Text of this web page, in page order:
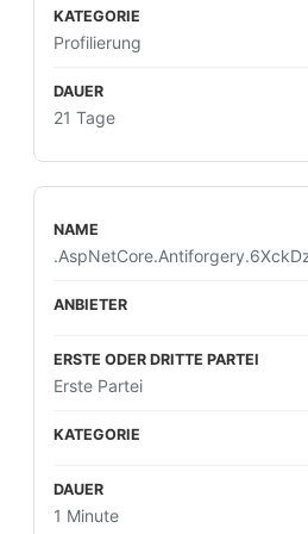
Profilierung
21 Tage
Erste Partei
1 Minute